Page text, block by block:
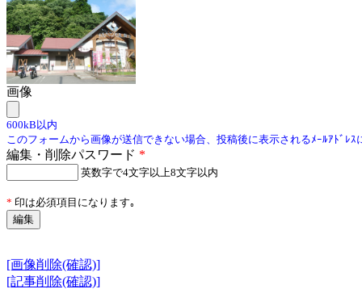
画像
600kB以内
このフォームから画像が送信できない場合、投稿後に表示されるﾒｰﾙｱﾄﾞﾚ
編集・削除パスワード *
英数字で4文字以上8文字以内
* 印は必須項目になります｡
[画像削除(確認)]
[記事削除(確認)]